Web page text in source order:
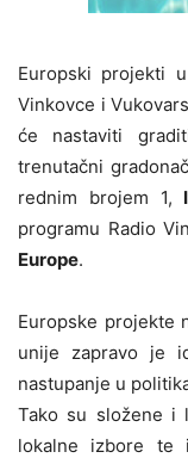
Europski projekti
Vinkovce i
će nastaviti
trenutačni
rednim brojem 1,
programu Radio
Europe.
Europske projekte
unije zapravo je
nastupanje u
Tako su složene i
lokalne izbore te